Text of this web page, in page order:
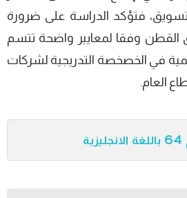
فتؤكد الدراسة على ضرورة
وفقا لمعايير واضحة تتسم
في الخصخصة التدريجية لشركات
العام.